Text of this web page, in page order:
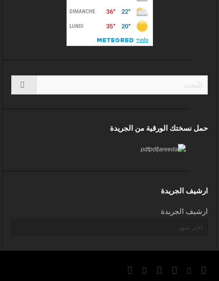
حمل نسختك الورقية من الجريدة
ارشيف الجريدة
ارشيف الجريدة